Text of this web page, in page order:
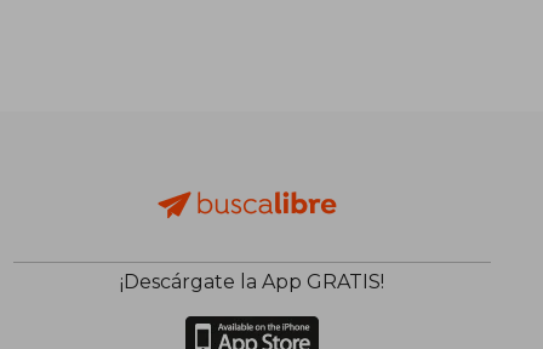
¡Descárgate la App GRATIS!